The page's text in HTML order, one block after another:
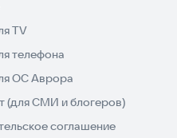
TV
телефона
ОС Аврора
(для СМИ и блогеров)
соглашение